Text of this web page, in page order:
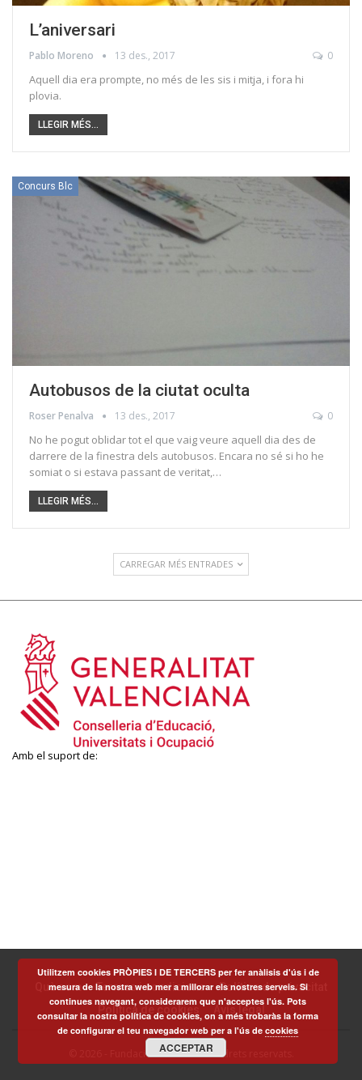
L’aniversari
Pablo Moreno 13 des., 2017 0
Aquell dia era prompte, no més de les sis i mitja, i fora hi
plovia.
LLEGIR MÉS...
Concurs Blc
Autobusos de la ciutat oculta
Roser Penalva 13 des., 2017 0
No he pogut oblidar tot el que vaig veure aquell dia des de
darrere de la finestra dels autobusos. Encara no sé si ho he
somiat o si estava passant de veritat,…
LLEGIR MÉS...
CARREGAR MÉS ENTRADES
Amb el suport de:
Què som Termes i condicions
Política de privacitat
Política de cookies
Avís legal
© 2026 - Fundació Scito - Tots els drets reservats.
Utilitzem cookies PRÒPIES I DE TERCERS per fer anàlisis d'ús i de
mesura de la nostra web mer a millorar els nostres serveis. Si
continues navegant, considerarem que n'acceptes l'ús. Pots
consultar la nostra política de cookies, on a més trobaràs la forma
de configurar el teu navegador web per a l'ús decookies
ACCEPTAR